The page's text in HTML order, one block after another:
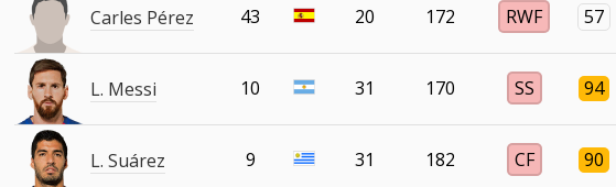
Carles Pérez 43 20 172 RWF 57
L. Messi 10 31 170 SS 94
L. Suárez 9 31 182 CF 90